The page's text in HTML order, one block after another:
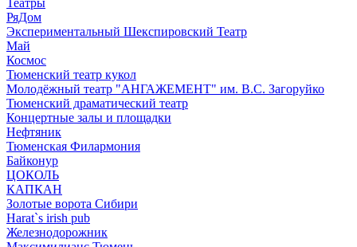
Театры
РяДом
Экспериментальный Шекспировский Театр
Май
Космос
Тюменский театр кукол
Молодёжный театр "АНГАЖЕМЕНТ" им. В.С. Загоруйко
Тюменский драматический театр
Концертные залы и площадки
Нефтяник
Тюменская Филармония
Байконур
ЦОКОЛЬ
КАПКАН
Золотые ворота Сибири
Harat`s irish pub
Железнодорожник